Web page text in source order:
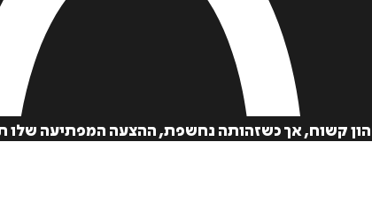
קשוח, אך כשזהותה נחשפת, ההצעה המפתיעה שלו